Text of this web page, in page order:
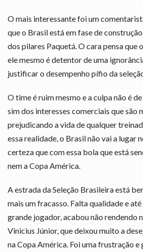
O mais interessante foi um
que o Brasil está em fase de
dos pilares Paquetá. O cara pensa que
ele mesmo é detentor de uma
justificar o desempenho pífio da
O time é ruim mesmo e a culpa não é
sim dos interesses comerciais que são
prejudicando a vida de qualquer
essa realidade, o Brasil não vai a lugar
certeza que com essa bola que está
nem a Copa América.
A estrada da Seleção Brasileira está
mais um fracasso. Falta qualidade e
grande jogador, acabou não rendendo
Vinicius Júnior, que deixou muito a
na Copa América. Foi uma frustração e